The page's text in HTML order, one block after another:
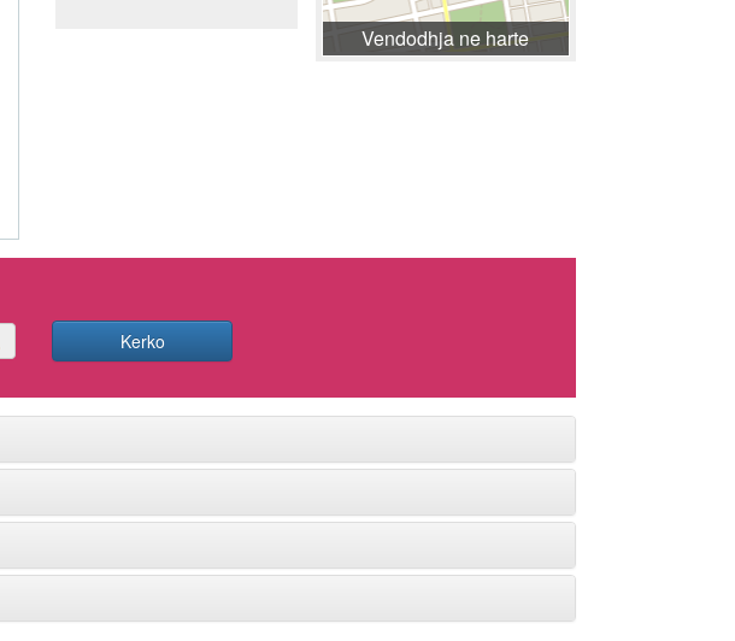
Vendodhja ne harte
Kerko